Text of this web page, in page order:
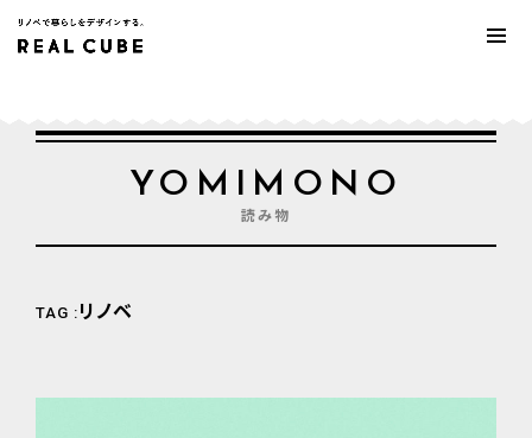
YOMIMONO
読み物
TAG : リノベ